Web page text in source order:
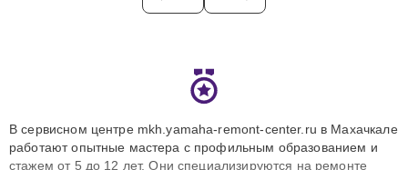
В сервисном центре mkh.yamaha-remont-center.ru в Махачкале
работают опытные мастера с профильным образованием и
стажем от 5 до 12 лет. Они специализируются на ремонте